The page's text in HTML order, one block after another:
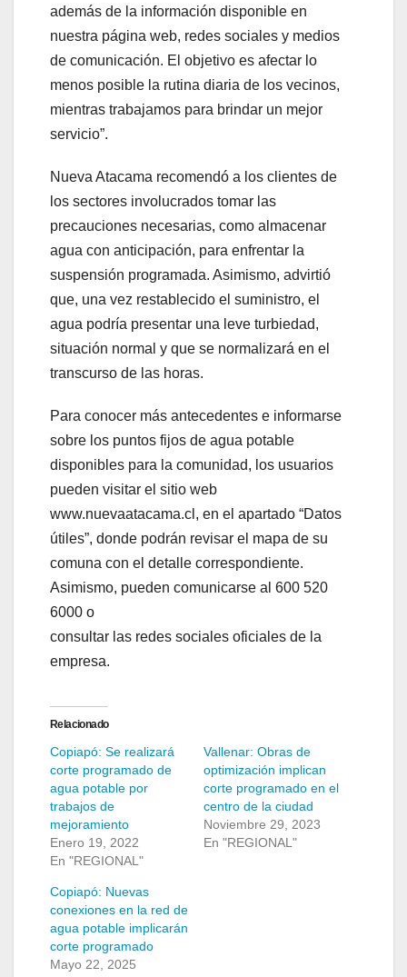
además de la información disponible en
nuestra página web, redes sociales y medios
de comunicación. El objetivo es afectar lo
menos posible la rutina diaria de los vecinos,
mientras trabajamos para brindar un mejor
servicio”.
Nueva Atacama recomendó a los clientes de
los sectores involucrados tomar las
precauciones necesarias, como almacenar
agua con anticipación, para enfrentar la
suspensión programada. Asimismo, advirtió
que, una vez restablecido el suministro, el
agua podría presentar una leve turbiedad,
situación normal y que se normalizará en el
transcurso de las horas.
Para conocer más antecedentes e informarse
sobre los puntos fijos de agua potable
disponibles para la comunidad, los usuarios
pueden visitar el sitio web
www.nuevaatacama.cl, en el apartado “Datos
útiles”, donde podrán revisar el mapa de su
comuna con el detalle correspondiente.
Asimismo, pueden comunicarse al 600 520
6000 o
consultar las redes sociales oficiales de la
empresa.
Relacionado
Copiapó: Se realizará
corte programado de
agua potable por
trabajos de
mejoramiento
Enero 19, 2022
En "REGIONAL"
Vallenar: Obras de
optimización implican
corte programado en el
centro de la ciudad
Noviembre 29, 2023
En "REGIONAL"
Copiapó: Nuevas
conexiones en la red de
agua potable implicarán
corte programado
Mayo 22, 2025